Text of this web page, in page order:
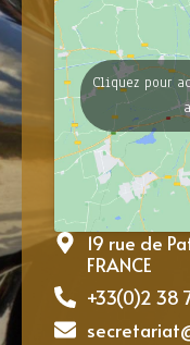
Cliquez pour
19 rue de
FRANCE
+33(0)2 38